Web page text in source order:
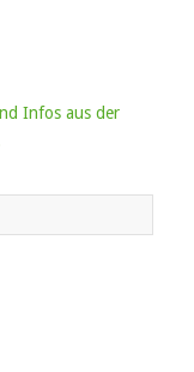
Infos aus der